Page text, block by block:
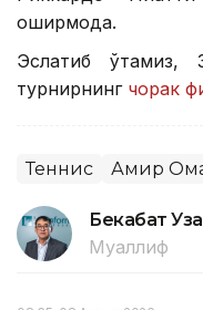
оширмоқда.
Эслатиб ўтамиз,
турнирнинг чорак
Теннис Амир
Бекабат
Муаллиф